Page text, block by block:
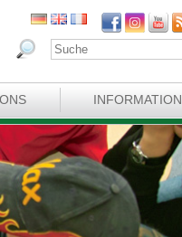
INFORMATION